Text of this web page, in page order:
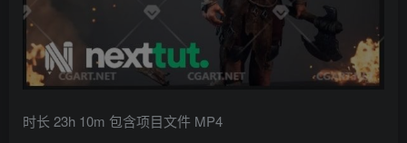
时长 23h 10m 包含项目文件 MP4